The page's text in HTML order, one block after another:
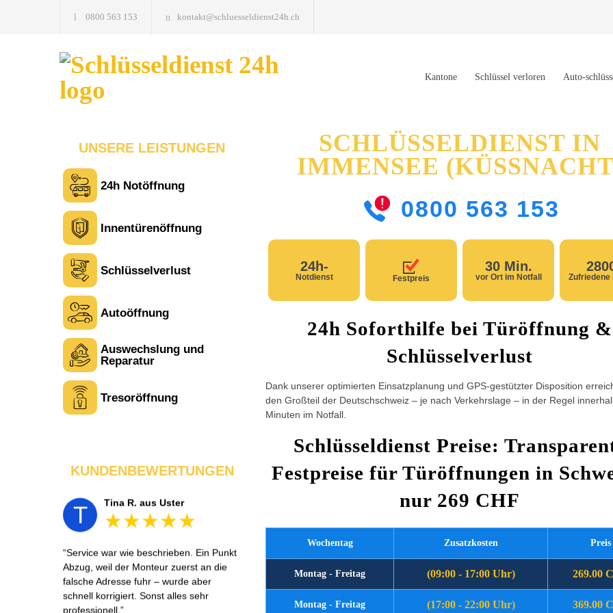
0800 563 153 kontakt@schluesseldienst24h.ch
Kantone Schlüssel verloren Auto-
SCHLÜSSELDIENST IN
IMMENSEE
0800 563 153
24h-
Notdienst Festpreis
30 Min.
vor Ort im Notfall Zufriedene
24h Soforthilfe bei Türöffnung &
Schlüsselverlust
Dank unserer optimierten Einsatzplanung und GPS-gestützter Disposition
den Großteil der Deutschschweiz – je nach Verkehrslage – in der Regel
Minuten im Notfall.
Schlüsseldienst Preise:
Festpreise für Türöffnungen in
nur 269 CHF
Wochentag Zusatzkosten Preis
Montag - Freitag (09:00 - 17:00 Uhr) 269.00
Montag - Freitag (17:00 - 22:00 Uhr) 369.00
UNSERE LEISTUNGEN
24h Notöffnung
Innentürenöffnung
Schlüsselverlust
Autoöffnung
Auswechslung und
Reparatur
Tresoröffnung
KUNDENBEWERTUNGEN
L Laura M. aus Zürich
Sehr freundlich am Telefon und vor Ort.
Die Türöffnung ging schnell, aber ich
T Tina R. aus Uster
Service war wie beschrieben. Ein Punkt
Abzug, weil der Monteur zuerst an die
falsche Adresse fuhr – wurde aber
schnell korrigiert. Sonst alles sehr
professionell.